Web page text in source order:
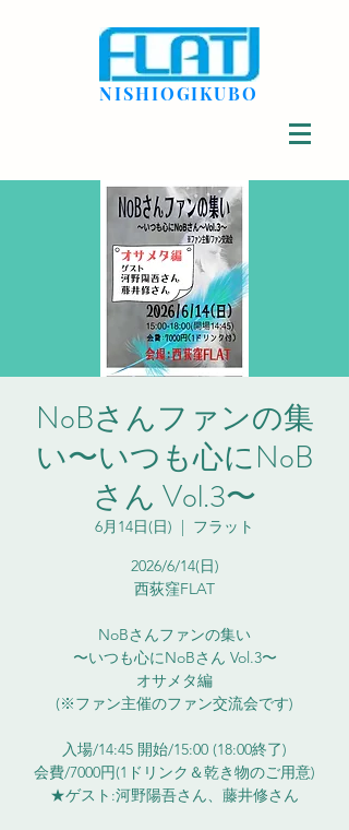
NISHIOGIKUBO
NoBさんファンの集
い〜いつも心にNoB
さん Vol.3〜
6月14日(日)
  |
フラット
2026/6/14(日)
西荻窪FLAT
NoBさんファンの集い
〜いつも心にNoBさん Vol.3〜
オサメタ編
(※ファン主催のファン交流会です)
入場/14:45 開始/15:00 (18:00終了)
会費/7000円(1ドリンク＆乾き物のご用意)
★ゲスト:河野陽吾さん、藤井修さん